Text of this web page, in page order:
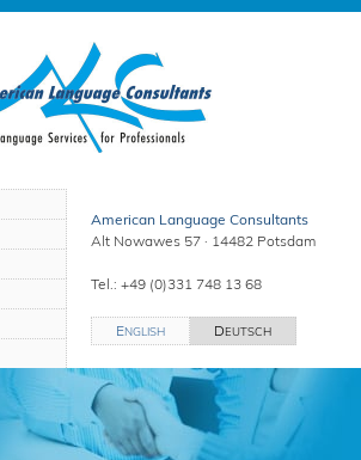
American Language Consultants
Alt Nowawes 57 · 14482 Potsdam
Tel.: +49 (0)331 748 13 68
ENGLISH DEUTSCH